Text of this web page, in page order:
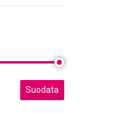
Minimihinta
Maksimihinta
Suodata